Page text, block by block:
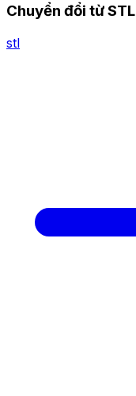
Chuyển đổi từ STL
stl